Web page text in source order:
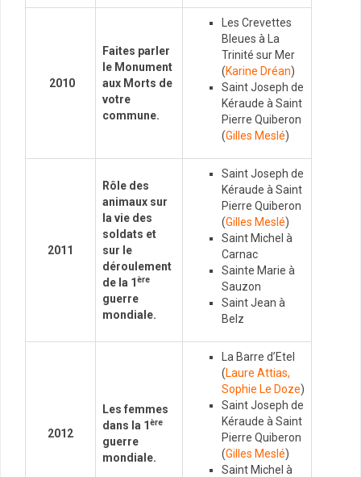
2010
Faites parler
le Monument
aux Morts de
votre
commune.
Les Crevettes
Bleues à La
Trinité sur Mer
(Karine Dréan)
Saint Joseph de
Kéraude à Saint
Pierre Quiberon
(Gilles Meslé)
2011
Rôle des
animaux sur
la vie des
soldats et
sur le
déroulement
de la 1 ère
guerre
mondiale.
Saint Joseph de
Kéraude à Saint
Pierre Quiberon
(Gilles Meslé)
Saint Michel à
Carnac
Sainte Marie à
Sauzon
Saint Jean à
Belz
2012
Les femmes
dans la 1 ère
guerre
mondiale.
La Barre d’Etel
(Laure Attias,
Sophie Le Doze)
Saint Joseph de
Kéraude à Saint
Pierre Quiberon
(Gilles Meslé)
Saint Michel à